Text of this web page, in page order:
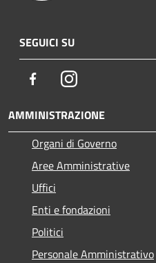
SEGUICI SU
FacebookInstagram
AMMINISTRAZIONE
Organi di Governo
Aree Amministrative
Uffici
Enti e fondazioni
Politici
Personale Amministrativo